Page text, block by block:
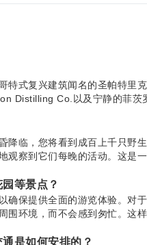
特式复兴建筑闻名的圣帕特里
Distilling Co.以及宁静的菲茨
临，您将看到成百上千只野
观察到它们每晚的活动。这是
等景点？
确保提供全面的游览体验。对
围环境，而不会感到匆忙。这
是如何安排的？